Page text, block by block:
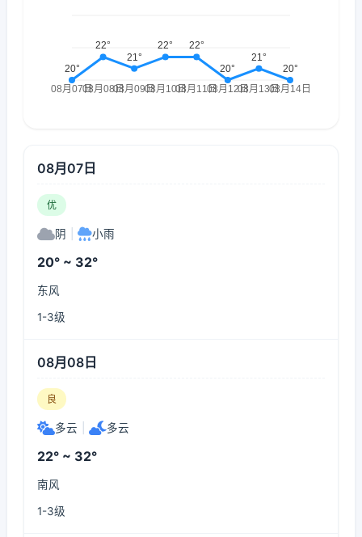
08月07日
优
阴 小雨
20° ~ 32°
东风
1-3级
08月08日
良
多云 多云
22° ~ 32°
南风
1-3级